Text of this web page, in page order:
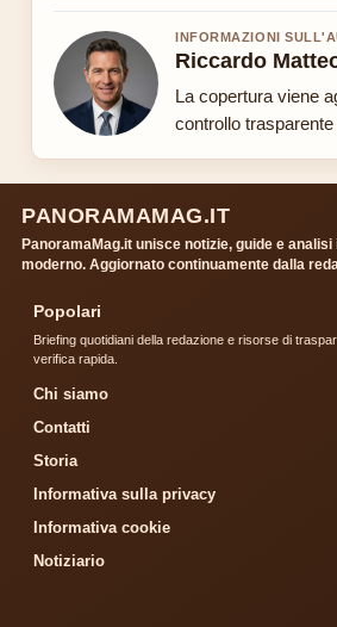
INFORMAZIONI
Riccardo
La copertura viene
controllo trasparente
PANORAMAMAG.IT
PanoramaMag.it unisce notizie, guide e
moderno. Aggiornato continuamente dalla
Popolari
Briefing quotidiani della redazione e risorse di
verifica rapida.
Chi siamo
Contatti
Storia
Informativa sulla privacy
Informativa cookie
Notiziario